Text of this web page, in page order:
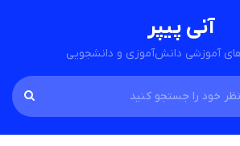
آنی پیپر
آموزشی دانش‌آموزی و دانشجویی